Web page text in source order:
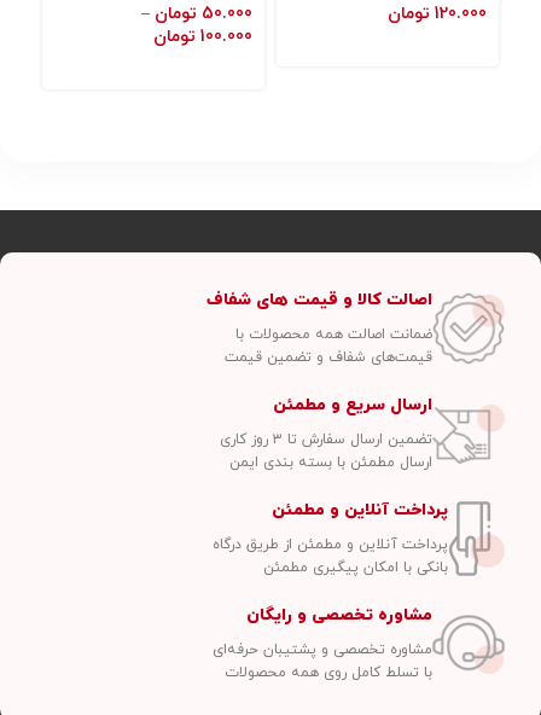
120.000 تومان
50.000 تومان –
100.000 تومان
اصالت کالا و قیمت های شفاف
ضمانت اصالت همه محصولات با
قیمت‌های شفاف و تضمین قیمت
ارسال سریع و مطمئن
تضمین ارسال سفارش تا ۳ روز کاری
ارسال مطمئن با بسته بندی ایمن
پرداخت آنلاین و مطمئن
پرداخت آنلاین و مطمئن از طریق درگاه
بانکی با امکان پیگیری مطمئن
مشاوره تخصصی و رایگان
مشاوره تخصصی و پشتیبان حرفه‌ای
با تسلط کامل روی همه محصولات